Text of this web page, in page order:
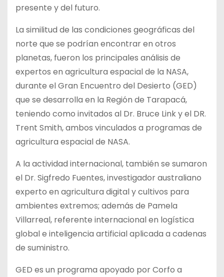
presente y del futuro.
La similitud de las condiciones geográficas del
norte que se podrían encontrar en otros
planetas, fueron los principales análisis de
expertos en agricultura espacial de la NASA,
durante el Gran Encuentro del Desierto (GED)
que se desarrolla en la Región de Tarapacá,
teniendo como invitados al Dr. Bruce Link y el DR.
Trent Smith, ambos vinculados a programas de
agricultura espacial de NASA.
A la actividad internacional, también se sumaron
el Dr. Sigfredo Fuentes, investigador australiano
experto en agricultura digital y cultivos para
ambientes extremos; además de Pamela
Villarreal, referente internacional en logística
global e inteligencia artificial aplicada a cadenas
de suministro.
GED es un programa apoyado por Corfo a